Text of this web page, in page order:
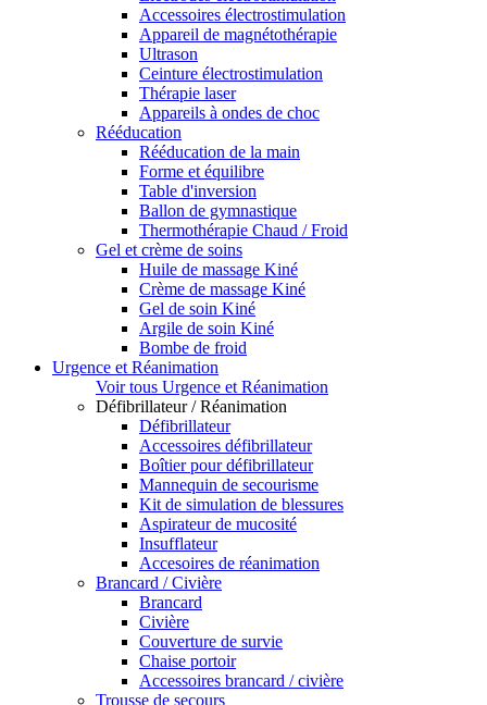
Accessoires électrostimulation
Appareil de magnétothérapie
Ultrason
Ceinture électrostimulation
Thérapie laser
Appareils à ondes de choc
Rééducation
Rééducation de la main
Forme et équilibre
Table d'inversion
Ballon de gymnastique
Thermothérapie Chaud / Froid
Gel et crème de soins
Huile de massage Kiné
Crème de massage Kiné
Gel de soin Kiné
Argile de soin Kiné
Bombe de froid
Urgence et Réanimation
Voir tous Urgence et Réanimation
Défibrillateur / Réanimation
Défibrillateur
Accessoires défibrillateur
Boîtier pour défibrillateur
Mannequin de secourisme
Kit de simulation de blessures
Aspirateur de mucosité
Insufflateur
Accesoires de réanimation
Brancard / Civière
Brancard
Civière
Couverture de survie
Chaise portoir
Accessoires brancard / civière
Trousse de secours